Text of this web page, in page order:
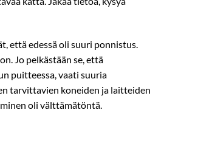
että edessä oli suuri ponnistus.
Jo pelkästään se, että
puitteessa, vaati suuria
tarvittavien koneiden ja laitteiden
oli välttämätöntä.